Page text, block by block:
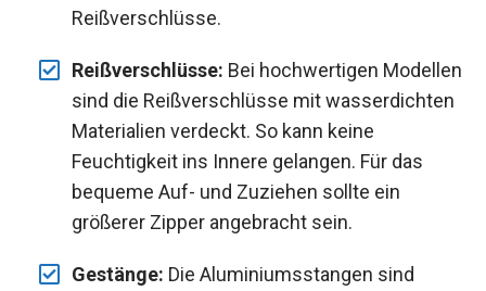
Reißverschlüsse.
Reißverschlüsse: Bei hochwertigen Modellen
sind die Reißverschlüsse mit wasserdichten
Materialien verdeckt. So kann keine
Feuchtigkeit ins Innere gelangen. Für das
bequeme Auf- und Zuziehen sollte ein
größerer Zipper angebracht sein.
Gestänge: Die Aluminiumsstangen sind